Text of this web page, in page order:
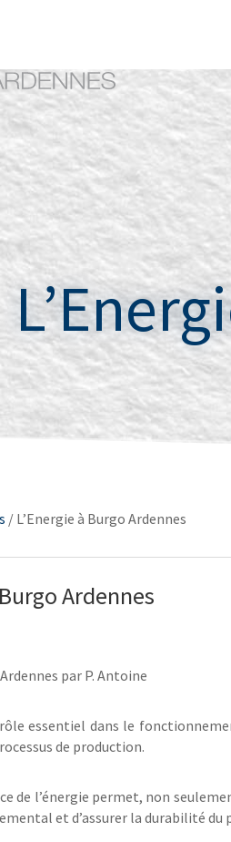
/ L’Energie à Burgo Ardennes
Ardennes
par P. Antoine
essentiel dans le
de production.
de l’énergie permet, non
et d’assurer la durabilité du